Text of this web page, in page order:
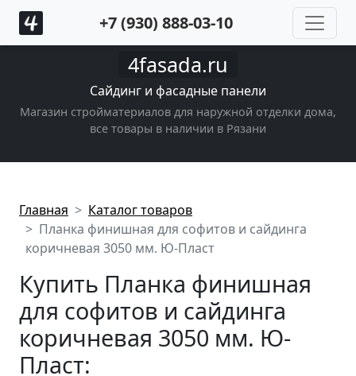
+7 (930) 888-03-10
4fasada.ru
Сайдинг и фасадные панели
Магазин стройматериалов для наружной отделки дома,
все товары в наличии в Рязани
Главная
Каталог товаров
Планка финишная для софитов и сайдинга
коричневая 3050 мм. Ю-Пласт
Купить Планка финишная
для софитов и сайдинга
коричневая 3050 мм. Ю-
Пласт: